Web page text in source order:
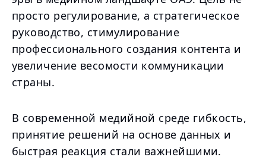
просто регулирование, а стратегическое
руководство, стимулирование
профессионального создания контента и
увеличение весомости коммуникации
страны.
В современной медийной среде гибкость,
принятие решений на основе данных и
быстрая реакция стали важнейшими.